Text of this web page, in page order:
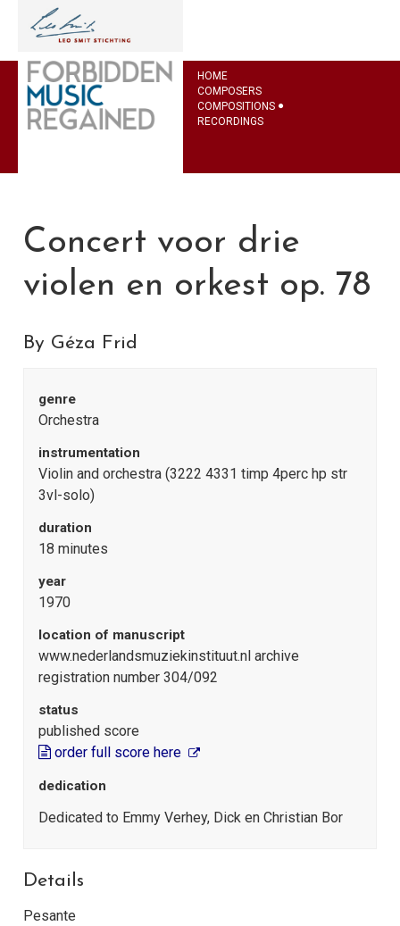
HOME
COMPOSERS
COMPOSITIONS
RECORDINGS
Concert voor drie
violen en orkest op. 78
By Géza Frid
genre
Orchestra
instrumentation
Violin and orchestra (3222 4331 timp 4perc hp str
3vl-solo)
duration
18 minutes
year
1970
location of manuscript
www.nederlandsmuziekinstituut.nl archive
registration number 304/092
status
published score
order full score here
dedication
Dedicated to Emmy Verhey, Dick en Christian Bor
Details
Pesante